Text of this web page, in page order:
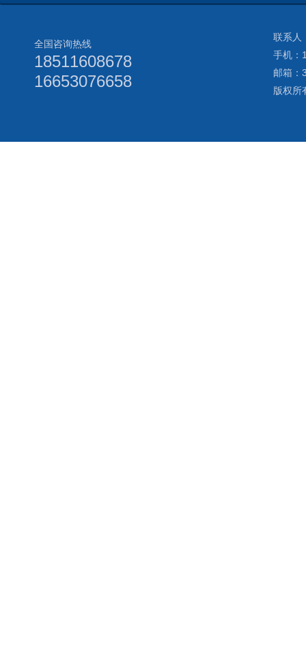
全国咨询热线
18511608678
16653076658
联系
手机：
邮箱
版权所